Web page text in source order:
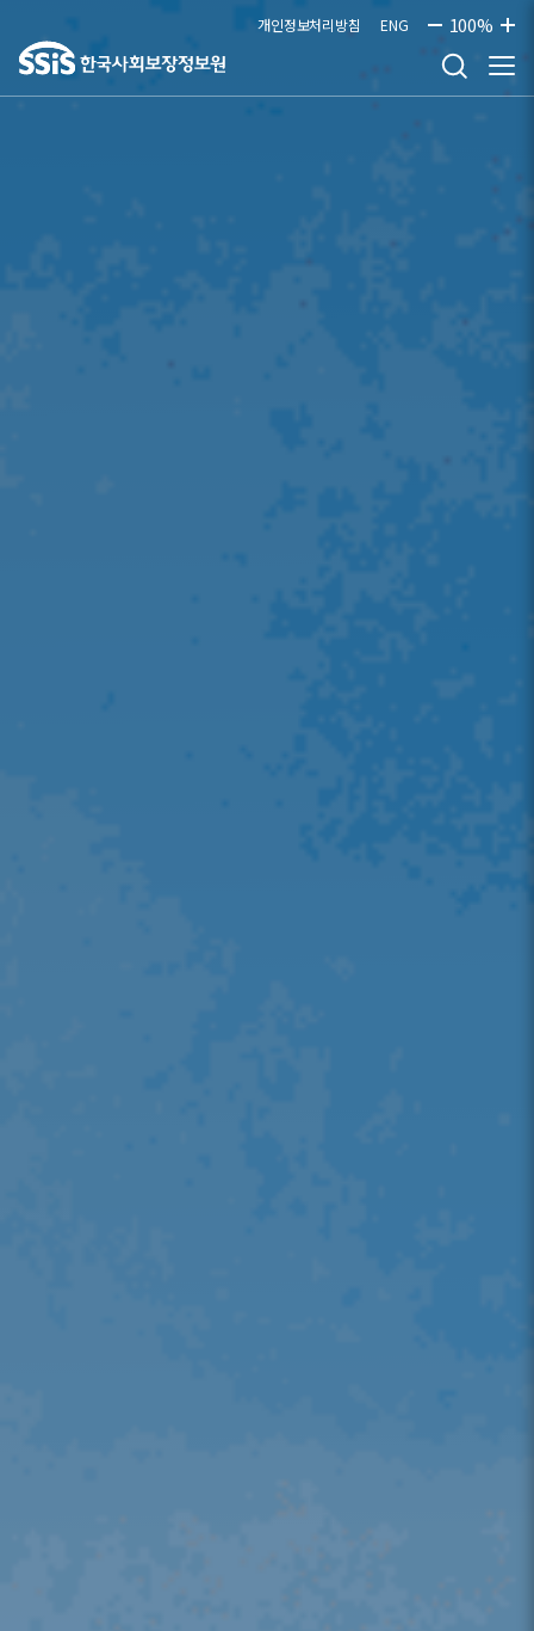
개인정보처리방침 ENG 100%